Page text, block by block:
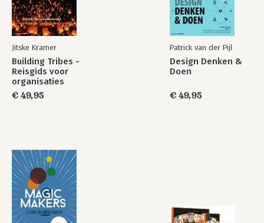
Gamestorming 2.0
liminaal denken
Praktijk 7. Doe alsof het nu zo is
Praktijk 8. Maak het duidelijk met verhalen
Praktijk 9. Ontwikkel jezelf
Hoe nu verder?
Appendix
Verklarende woordenlijst
Register
Jitske Kramer
Building Tribes -
Reisgids voor
organisaties
€ 49,95
Patrick van der Pijl
Design Denken &
Doen
€ 49,95